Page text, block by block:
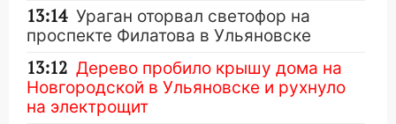
13:14 Ураган оторвал светофор на
проспекте Филатова в Ульяновске
13:12 Дерево пробило крышу дома на
Новгородской в Ульяновске и рухнуло
на электрощит